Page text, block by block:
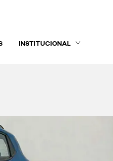
INSTITUCIONAL